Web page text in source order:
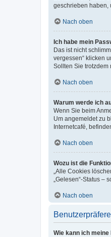
geschrieben haben,
Nach oben
Ich habe mein
Das ist nicht
vergessen“ klicken
Sollten Sie trotzdem
Nach oben
Warum werde ich
Wenn Sie beim
Um angemeldet zu
Internetcafé,
Nach oben
Wozu ist die
„Alle Cookies
„Gelesen“-Status
Nach oben
Wie kann ich